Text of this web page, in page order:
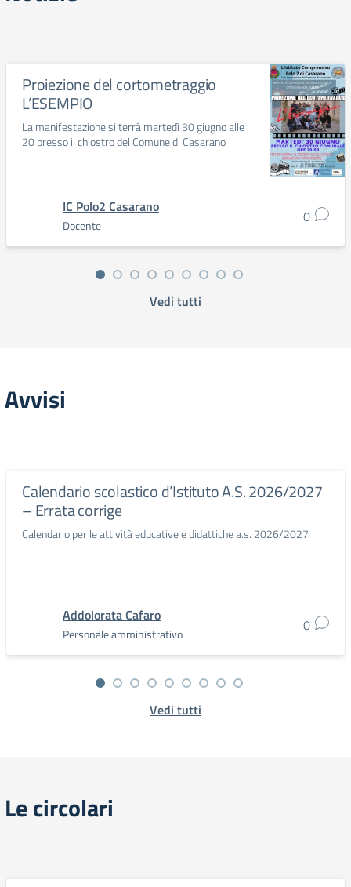
Proiezione del cortometraggio
L’ESEMPIO
La manifestazione si terrà martedì 30 giugno alle
20 presso il chiostro del Comune di Casarano
IC Polo2 Casarano
Docente 0
Vedi tutti
Avvisi
Calendario scolastico d’Istituto A.S. 2026/2027
– Errata corrige
Calendario per le attività educative e didattiche a.s. 2026/2027
Addolorata Cafaro
Personale amministrativo 0
Vedi tutti
Le circolari